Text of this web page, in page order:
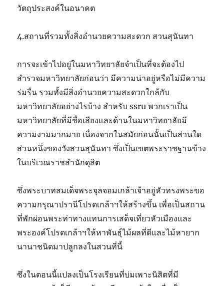
วัตถุประสงค์ในอนาคต
4.สถานที่รวมทั้งสิ่งอำนวยความสะดวก สวนสุนันทา
การจะเข้าไปอยู่ในมหาวิทยาลัยจำเป็นที่จะต้องไป
สำรวจมหาวิทยาลัยก่อนว่า มีความน่าอยู่หรือไม่มีความ
ร่มรื่น รวมทั้งมีสิ่งอำนวยความสะดวกใกล้กับ
มหาวิทยาลัยอย่างไรบ้าง สำหรับ ssru พวกเราเป็น
มหาวิทยาลัยที่มีชื่อเสียงและด้านในมหาวิทยาลัยมี
ความงามมากมาย เนื่องจากในสมัยก่อนนั้นเป็นส่วนใด
ส่วนหนึ่งของวังสวนสุนันทา ซึ่งเป็นเขตพระราชฐานข้าง
ในบริเวณราชสำนักดุสิต
ซึ่งพระบาทสมเด็จพระจุลจอมเกล้าเจ้าอยู่หัวทรงพระขอ
ความกรุณาปรานีโปรดเกล้าฯให้สร้างขึ้น เพื่อเป็นสถาน
ที่พักผ่อนพระท่าทางแทนการเสด็จเที่ยวหัวเมืองและ
พระองค์โปรดเกล้าฯให้หาพันธุ์ไม้ผลที่ดีและไม้หายาก
นานาชนิดมาปลูกลงในสวนที่นี้
ซึ่งในตอนนี้แปลงเป็นโรงเรียนที่บ่มเพาะนิสิตที่มี